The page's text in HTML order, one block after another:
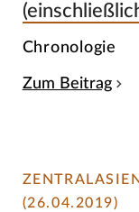
Chronologie
Zum Beitrag
(26.04.2019)